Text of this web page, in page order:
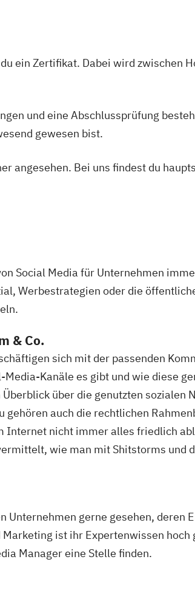
ein Zertifikat. Dabei wird zwischen
und eine Abschlussprüfung
gewesen bist.
angesehen. Bei uns findest du
Social Media für Unternehmen
Werbestrategien oder die
& Co.
sich mit der passenden
Kanäle es gibt und wie diese
über die genutzten sozialen
auch die rechtlichen
Internet nicht immer alles friedlich
wie man mit Shitstorms und
Unternehmen gerne gesehen, deren
ist ihr Expertenwissen hoch
Manager eine Stelle finden.